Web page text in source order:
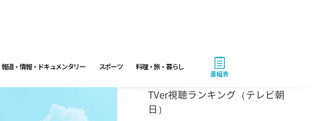
報道・情報・ドキュメンタリー スポーツ 料理・旅・暮らし
番組表
TVer視聴ランキング（テレビ朝
日）
1:00
徹子の部屋 追悼・寿美花代さ